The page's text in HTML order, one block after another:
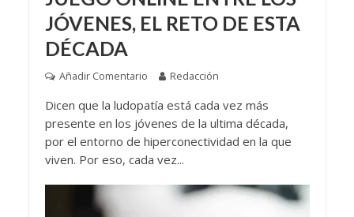
JÓVENES, EL RETO DE ESTA
DÉCADA
Añadir Comentario Redacción
Dicen que la ludopatía está cada vez más
presente en los jóvenes de la ultima década,
por el entorno de hiperconectividad en la que
viven. Por eso, cada vez...